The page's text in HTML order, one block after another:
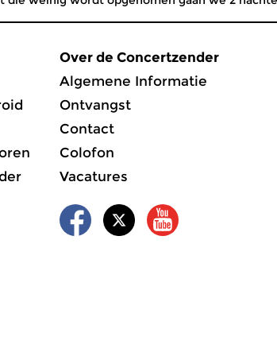
Over de Concertzender
Algemene Informatie
Ontvangst
Contact
Colofon
Vacatures